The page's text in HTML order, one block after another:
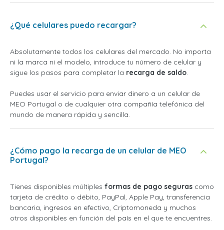
¿Qué celulares puedo recargar?
Absolutamente todos los celulares del mercado. No importa
ni la marca ni el modelo, introduce tu número de celular y
sigue los pasos para completar la recarga de saldo.
Puedes usar el servicio para enviar dinero a un celular de
MEO Portugal o de cualquier otra compañía telefónica del
mundo de manera rápida y sencilla.
¿Cómo pago la recarga de un celular de MEO
Portugal?
Tienes disponibles múltiples formas de pago seguras como
tarjeta de crédito o débito, PayPal, Apple Pay, transferencia
bancaria, ingresos en efectivo, Criptomoneda y muchos
otros disponibles en función del país en el que te encuentres.